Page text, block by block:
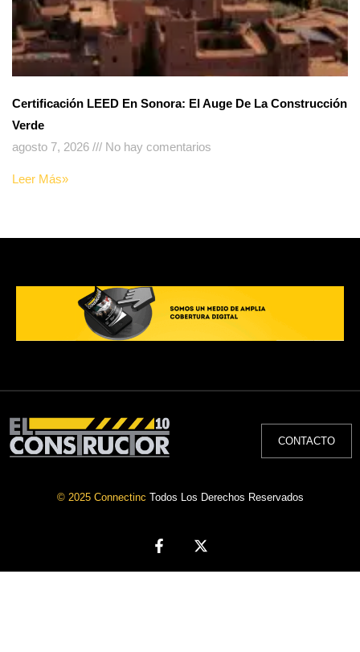
Certificación LEED En Sonora: El Auge De La Construcción
Verde
agosto 7, 2026
No hay comentarios
Leer Más»
CONTACTO
© 2025 Connectinc Todos Los Derechos Reservados